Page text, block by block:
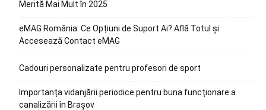
Merită Mai Mult în 2025
eMAG România: Ce Opțiuni de Suport Ai? Află Totul și
Accesează Contact eMAG
Cadouri personalizate pentru profesori de sport
Importanța vidanjării periodice pentru buna funcționare a
canalizării în Brașov